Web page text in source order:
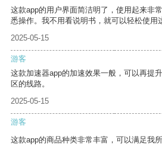
这款app的用户界面简洁明了，使用起来非
悉操作。我不用看说明书，就可以轻松使用
2025-05-15
游客
这款加速器app的加速效果一般，可以再提
区的线路。
2025-05-15
游客
这款app的商品种类非常丰富，可以满足我所